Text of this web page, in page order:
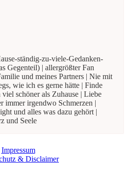
ständig-zu-viele-Gedanken-
Gegenteil) | allergrößter Fan
und meines Partners | Nie mit
wie ich es gerne hätte | Finde
schöner als Zuhause | Liebe
immer irgendwo Schmerzen |
und alles was dazu gehört |
und Seele
Impressum
& Disclaimer